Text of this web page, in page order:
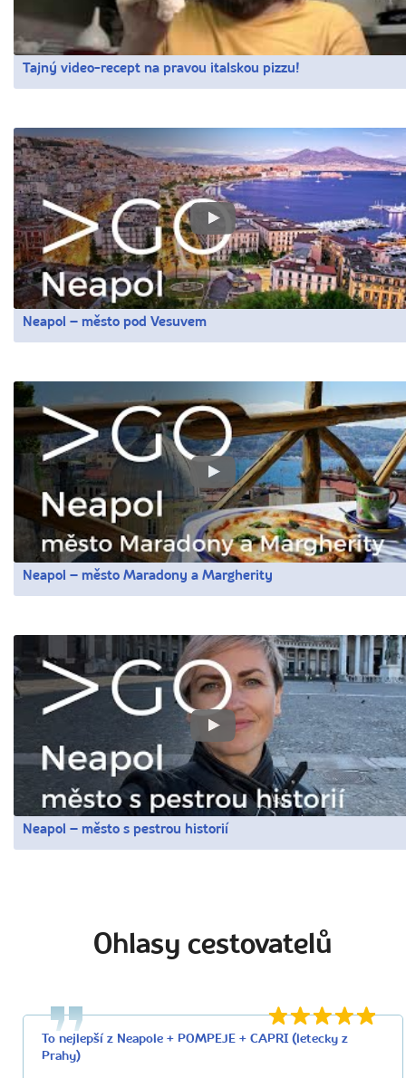
Tajný video-recept na pravou italskou pizzu!
Neapol – město pod Vesuvem
Neapol – město Maradony a Margherity
Neapol – město s pestrou historií
Ohlasy cestovatelů
To nejlepší z Neapole + POMPEJE + CAPRI (letecky z
Prahy)